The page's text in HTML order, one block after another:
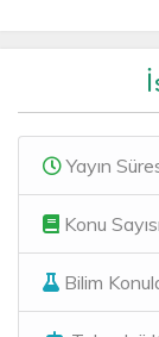
Yayın
Konu
Bilim